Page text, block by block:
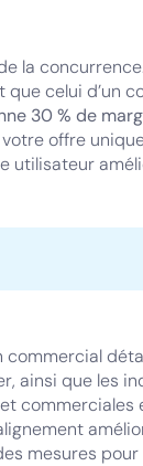
la concurrence.
celui d’un
30 % de
offre
utilisateur
commercial
ainsi que les
commerciales
mesures